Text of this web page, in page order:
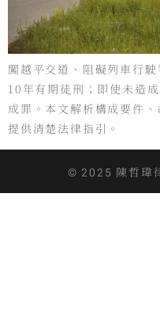
闖越平交道、阻礙列車行
10年有期徒刑；即使未造
成罪。本文解析構成要件
提供清楚法律指引。
© 2025 陳哲瑋